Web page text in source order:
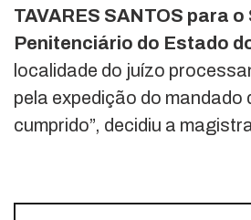
TAVARES SANTOS para o
Penitenciário do Estado
localidade do juízo
pela expedição do mandado
cumprido”, decidiu a